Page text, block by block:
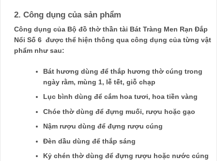
2. Công dụng của sản phẩm
Công dụng của Bộ đồ thờ thần tài Bát Tràng Men Rạn Đắp
Nổi Số 6 được thể hiện thông qua công dụng của từng vật
phẩm như sau:
Bát hương dùng để thắp hương thờ cúng trong
ngày rằm, mùng 1, lễ tết, giỗ chạp
Lục bình dùng để cắm hoa tươi, hoa tiền vàng
Chóe thờ dùng để đựng muối, rượu hoặc gạo
Nậm rượu dùng để đựng rượu cúng
Đèn dầu dùng để thắp sáng
Kỷ chén thờ dùng để đựng rượu hoặc nước cúng